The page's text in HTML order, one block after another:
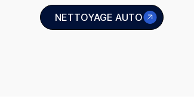
NETTOYAGE AUTO